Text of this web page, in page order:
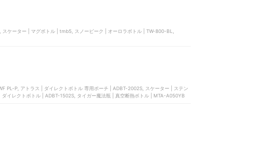
ケーター | マグボトル | tmb5, スノーピーク | オーロラボトル | TW-800-BL,
イレクトボトル | ADBT-1502S, タイガー魔法瓶 | 真空断熱ボトル | MTA-A050YB